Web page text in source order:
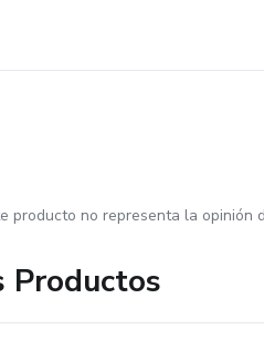
producto no representa la opinión
Productos